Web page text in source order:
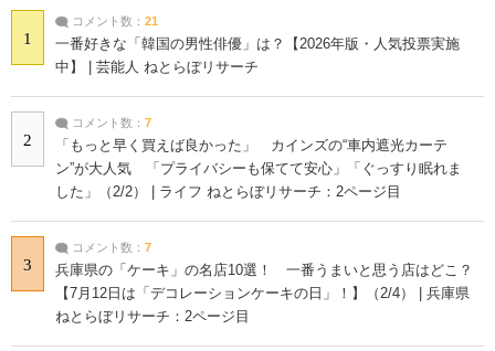
1
コメント数： 21
一番好きな「韓国の男性俳優」は？【2026年版・人気投票実施
中】 | 芸能人 ねとらぼリサーチ
2
コメント数： 7
「もっと早く買えば良かった」 カインズの“車内遮光カーテ
ン”が大人気 「プライバシーも保てて安心」「ぐっすり眠れま
した」（2/2） | ライフ ねとらぼリサーチ：2ページ目
3
コメント数： 7
兵庫県の「ケーキ」の名店10選！ 一番うまいと思う店はどこ？
【7月12日は「デコレーションケーキの日」！】（2/4） | 兵庫県
ねとらぼリサーチ：2ページ目